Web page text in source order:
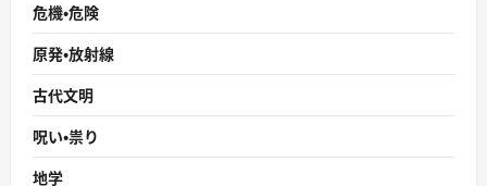
危機・危険
原発・放射線
古代文明
呪い・祟り
地学